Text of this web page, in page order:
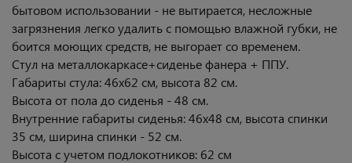
бытовом использовании - не вытирается, несложные
загрязнения легко удалить с помощью влажной губки, не
боится моющих средств, не выгорает со временем.
Стул на металлокаркасе+сиденье фанера + ППУ.
Габариты стула: 46х62 см, высота 82 см.
Высота от пола до сиденья - 48 см.
Внутренние габариты сиденья: 46х48 см, высота спинки
35 см, ширина спинки - 52 см.
Высота с учетом подлокотников: 62 см